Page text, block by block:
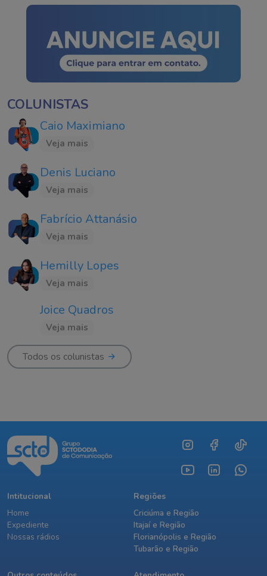
COLUNISTAS
Caio Maximiano
Veja mais
Denis Luciano
Veja mais
Fabrício Attanásio
Veja mais
Hemilly Lopes
Veja mais
Joice Quadros
Veja mais
Todos os colunistas
Intitucional
Home
Expediente
Nossas rádios
Regiões
Criciúma e Região
Itajaí e Região
Florianópolis e Região
Tubarão e Região